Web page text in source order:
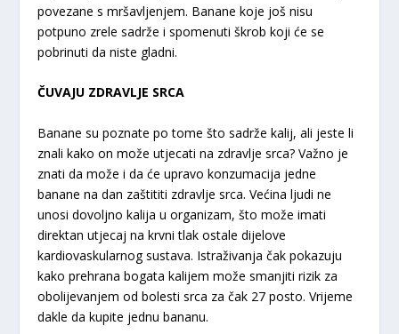
povezane s mršavljenjem. Banane koje još nisu
potpuno zrele sadrže i spomenuti škrob koji će se
pobrinuti da niste gladni.
ČUVAJU ZDRAVLJE SRCA
Banane su poznate po tome što sadrže kalij, ali jeste li
znali kako on može utjecati na zdravlje srca? Važno je
znati da može i da će upravo konzumacija jedne
banane na dan zaštititi zdravlje srca. Većina ljudi ne
unosi dovoljno kalija u organizam, što može imati
direktan utjecaj na krvni tlak ostale dijelove
kardiovaskularnog sustava. Istraživanja čak pokazuju
kako prehrana bogata kalijem može smanjiti rizik za
obolijevanjem od bolesti srca za čak 27 posto. Vrijeme
dakle da kupite jednu bananu.